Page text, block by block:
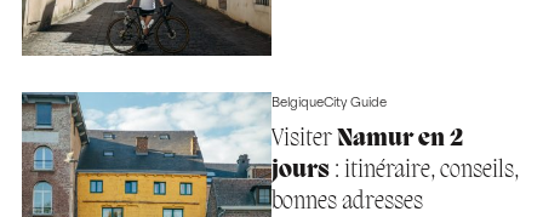
BelgiqueCity Guide
Visiter Namur en 2
jours: itinéraire, conseils,
bonnes adresses